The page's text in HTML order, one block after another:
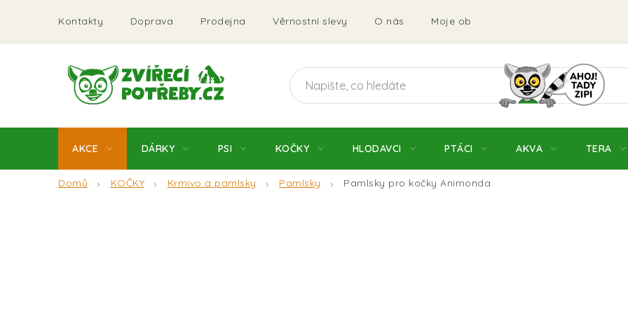
obsah
Kontakty Doprava Prodejna Věrnostní slevy O nás Moje objednávka Obchodní
AKCE DÁRKY PSI KOČKY HLODAVCI PTÁCI AKVA TERA
Domů KOČKY Krmivo a pamlsky Pamlsky Pamlsky pro kočky Animonda